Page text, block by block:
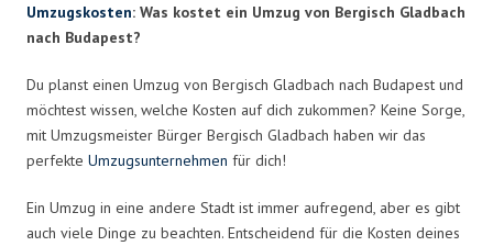
Umzugskosten: Was kostet ein Umzug von Bergisch Gladbach
nach Budapest?
Du planst einen Umzug von Bergisch Gladbach nach Budapest und
möchtest wissen, welche Kosten auf dich zukommen? Keine Sorge,
mit Umzugsmeister Bürger Bergisch Gladbach haben wir das
perfekte Umzugsunternehmen für dich!
Ein Umzug in eine andere Stadt ist immer aufregend, aber es gibt
auch viele Dinge zu beachten. Entscheidend für die Kosten deines